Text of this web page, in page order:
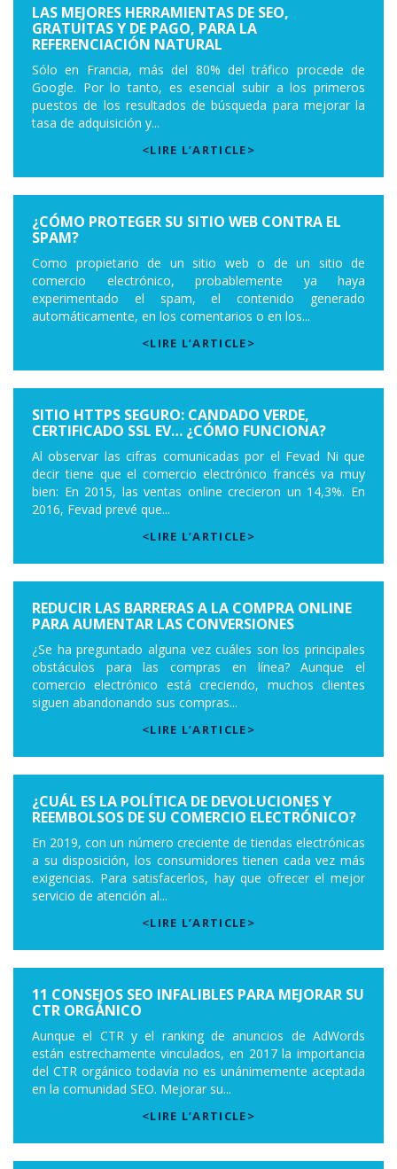
LAS MEJORES HERRAMIENTAS DE SEO,
GRATUITAS Y DE PAGO, PARA LA
REFERENCIACIÓN NATURAL
Sólo en Francia, más del 80% del tráfico procede de
Google. Por lo tanto, es esencial subir a los primeros
puestos de los resultados de búsqueda para mejorar la
tasa de adquisición y...
<LIRE L’ARTICLE>
¿CÓMO PROTEGER SU SITIO WEB CONTRA EL
SPAM?
Como propietario de un sitio web o de un sitio de
comercio electrónico, probablemente ya haya
experimentado el spam, el contenido generado
automáticamente, en los comentarios o en los...
<LIRE L’ARTICLE>
SITIO HTTPS SEGURO: CANDADO VERDE,
CERTIFICADO SSL EV… ¿CÓMO FUNCIONA?
Al observar las cifras comunicadas por el Fevad Ni que
decir tiene que el comercio electrónico francés va muy
bien: En 2015, las ventas online crecieron un 14,3%. En
2016, Fevad prevé que...
<LIRE L’ARTICLE>
REDUCIR LAS BARRERAS A LA COMPRA ONLINE
PARA AUMENTAR LAS CONVERSIONES
¿Se ha preguntado alguna vez cuáles son los principales
obstáculos para las compras en línea? Aunque el
comercio electrónico está creciendo, muchos clientes
siguen abandonando sus compras...
<LIRE L’ARTICLE>
¿CUÁL ES LA POLÍTICA DE DEVOLUCIONES Y
REEMBOLSOS DE SU COMERCIO ELECTRÓNICO?
En 2019, con un número creciente de tiendas electrónicas
a su disposición, los consumidores tienen cada vez más
exigencias. Para satisfacerlos, hay que ofrecer el mejor
servicio de atención al...
<LIRE L’ARTICLE>
11 CONSEJOS SEO INFALIBLES PARA MEJORAR SU
CTR ORGÁNICO
Aunque el CTR y el ranking de anuncios de AdWords
están estrechamente vinculados, en 2017 la importancia
del CTR orgánico todavía no es unánimemente aceptada
en la comunidad SEO. Mejorar su...
<LIRE L’ARTICLE>